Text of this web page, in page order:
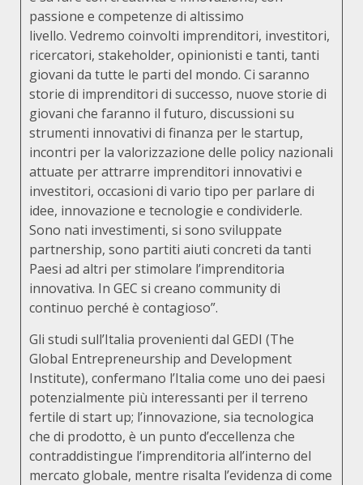
passione e competenze di altissimo
livello. Vedremo coinvolti imprenditori, investitori,
ricercatori, stakeholder, opinionisti e tanti, tanti
giovani da tutte le parti del mondo. Ci saranno
storie di imprenditori di successo, nuove storie di
giovani che faranno il futuro, discussioni su
strumenti innovativi di finanza per le startup,
incontri per la valorizzazione delle policy nazionali
attuate per attrarre imprenditori innovativi e
investitori, occasioni di vario tipo per parlare di
idee, innovazione e tecnologie e condividerle.
Sono nati investimenti, si sono sviluppate
partnership, sono partiti aiuti concreti da tanti
Paesi ad altri per stimolare l’imprenditoria
innovativa. In GEC si creano community di
continuo perché è contagioso”.
Gli studi sull’Italia provenienti dal GEDI (The
Global Entrepreneurship and Development
Institute), confermano l’Italia come uno dei paesi
potenzialmente più interessanti per il terreno
fertile di start up; l’innovazione, sia tecnologica
che di prodotto, è un punto d’eccellenza che
contraddistingue l’imprenditoria all’interno del
mercato globale, mentre risalta l’evidenza di come